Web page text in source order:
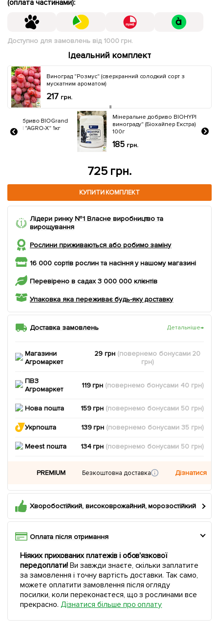
(оплата частинами):
Доступно для замовлень від 1000 грн.
Ідеальний комплект
Виноград "Розмус" (сверхранний солодкий сорт з
мускатним ароматом)
217 грн.
Мінеральне добриво BIOHYPER EXTRA "Для
винограду" (Біохайпер Екстра) ТМ "AGRO-X"
грн.
402 грн.
КУПИТИ КОМПЛЕКТ
Лідери ринку №1 Власне виробництво та
вирощування
Рослини приживаються або робимо заміну
16 000 сортів рослин та насіння у нашому магазині
Перевірено в садах 3 000 000 клієнтів
Упаковка яка переживає будь-яку доставку
Доставка замовлень Детальніше→
Магазини
Агромаркет
29 грн (повернемобонусами 20
грн)
ПВЗ
Агромаркет
119 грн (повернемо бонусами 40 грн)
Нова пошта 159 грн (повернемо бонусами 50 грн)
Укрпошта 139 грн (повернемо бонусами35 грн)
Meest пошта 134 грн (повернемо бонусами 50 грн)
PREMIUM Безкоштовна доставка Дізнатися
Хворобостійкий, високоврожайний, морозостійкий
Оплата після отримання
Ніяких прихованих платежів і обов'язкової
передоплати!Ви завжди знаєте, скільки заплатите
за замовлення і точну вартість доставки. Так само,
можете оплатити замовлення після огляду
посилки, коли переконаєтеся, що з рослинами все
прекрасно. Дізнатися більше про оплату